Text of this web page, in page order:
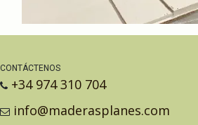
CONTÁCTENOS
+34 974 310 704
info@maderasplanes.com